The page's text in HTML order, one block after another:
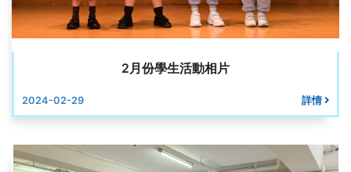
2月份學生活動相片
2024-02-29 詳情